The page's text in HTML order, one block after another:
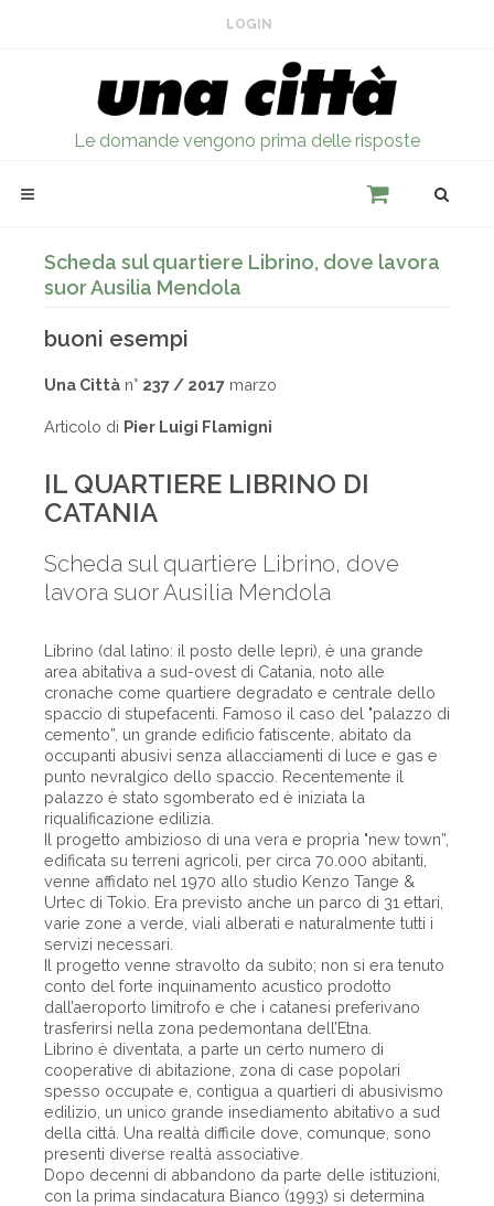
LOGIN
Le domande vengono prima delle risposte
Scheda sul quartiere Librino, dove lavora
suor Ausilia Mendola
buoni esempi
Una Città n° 237 / 2017 marzo
Articolo di Pier Luigi Flamigni
IL QUARTIERE LIBRINO DI
CATANIA
Scheda sul quartiere Librino, dove
lavora suor Ausilia Mendola
Librino (dal latino: il posto delle lepri), è una grande
area abitativa a sud-ovest di Catania, noto alle
cronache come quartiere degradato e centrale dello
spaccio di stupefacenti. Famoso il caso del "palazzo di
cemento”, un grande edificio fatiscente, abitato da
occupanti abusivi senza allacciamenti di luce e gas e
punto nevralgico dello spaccio. Recentemente il
palazzo è stato sgomberato ed è iniziata la
riqualificazione edilizia.
Il progetto ambizioso di una vera e propria "new town”,
edificata su terreni agricoli, per circa 70.000 abitanti,
venne affidato nel 1970 allo studio Kenzo Tange &
Urtec di Tokio. Era previsto anche un parco di 31 ettari,
varie zone a verde, viali alberati e naturalmente tutti i
servizi necessari.
Il progetto venne stravolto da subito; non si era tenuto
conto del forte inquinamento acustico prodotto
dall’aeroporto limitrofo e che i catanesi preferivano
trasferirsi nella zona pedemontana dell’Etna.
Librino è diventata, a parte un certo numero di
cooperative di abitazione, zona di case popolari
spesso occupate e, contigua a quartieri di abusivismo
edilizio, un unico grande insediamento abitativo a sud
della città. Una realtà difficile dove, comunque, sono
presenti diverse realtà associative.
Dopo decenni di abbandono da parte delle istituzioni,
con la prima sindacatura Bianco (1993) si determina